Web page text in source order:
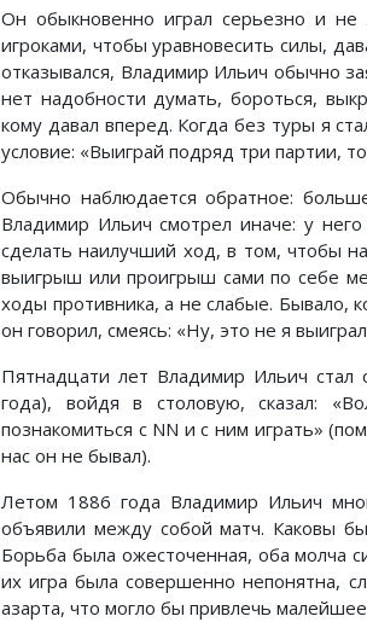
Он обыкновенно играл серьезно и не
игроками, чтобы уравновесить силы,
отказывался, Владимир Ильич обычно
нет надобности думать, бороться,
кому давал вперед. Когда без туры я
условие: «Выиграй подряд три партии,
Обычно наблюдается обратное:
Владимир Ильич смотрел иначе: у
сделать наилучший ход, в том, чтобы
выигрыш или проигрыш сами по себе
ходы противника, а не слабые. Бывало,
он говорил, смеясь: «Ну, это не я
Пятнадцати лет Владимир Ильич
года), войдя в столовую, сказал:
познакомиться с NN и с ним играть»
нас он не бывал).
Летом 1886 года Владимир Ильич
объявили между собой матч. Каковы
Борьба была ожесточенная, оба молча
их игра была совершенно непонятна,
азарта, что могло бы привлечь